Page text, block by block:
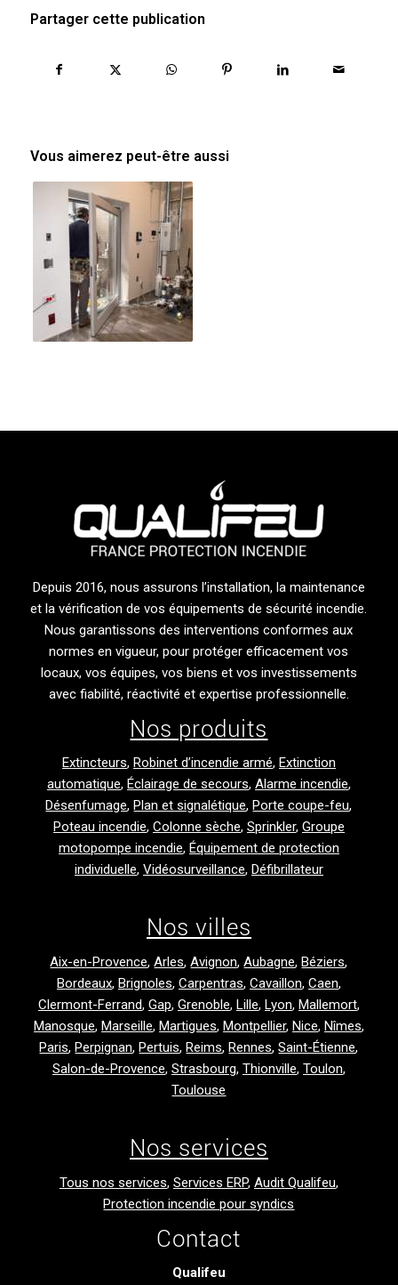
Partager cette publication
Vous aimerez peut-être aussi
Depuis 2016, nous assurons l’installation, la maintenance
et la vérification de vos équipements de sécurité incendie.
Nous garantissons des interventions conformes aux
normes en vigueur, pour protéger efficacement vos
locaux, vos équipes, vos biens et vos investissements
avec fiabilité, réactivité et expertise professionnelle.
Nos produits
Extincteurs, Robinet d’incendie armé, Extinction
automatique, Éclairage de secours, Alarme incendie,
Désenfumage, Plan et signalétique, Porte coupe-feu,
Poteau incendie, Colonne sèche, Sprinkler, Groupe
motopompe incendie, Équipement de protection
individuelle, Vidéosurveillance, Défibrillateur
Nos villes
Aix-en-Provence,Arles,Avignon,Aubagne,Béziers,
Bordeaux, Brignoles, Carpentras, Cavaillon, Caen,
Clermont-Ferrand, Gap, Grenoble, Lille, Lyon, Mallemort,
Manosque, Marseille, Martigues, Montpellier, Nice, Nîmes,
Paris,Perpignan,Pertuis,Reims,Rennes,Saint-Étienne,
Salon-de-Provence, Strasbourg, Thionville, Toulon,
Toulouse
Nos services
Tous nos services, Services ERP, Audit Qualifeu,
Protection incendie pour syndics
Contact
Qualifeu